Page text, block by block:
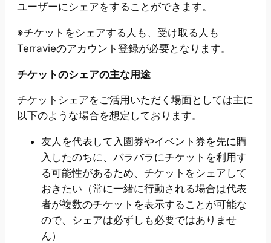
ユーザーにシェアをすることができます。
※チケットをシェアする人も、受け取る人も
Terravieのアカウント登録が必要となります。
チケットのシェアの主な用途
チケットシェアをご活用いただく場面としては主に
以下のような場合を想定しております。
友人を代表して入園券やイベント券を先に購
入したのちに、バラバラにチケットを利用す
る可能性があるため、チケットをシェアして
おきたい（常に一緒に行動される場合は代表
者が複数のチケットを表示することが可能な
ので、シェアは必ずしも必要ではありませ
ん）